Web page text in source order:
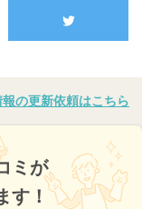
の更新依頼はこちら
ミが
す！